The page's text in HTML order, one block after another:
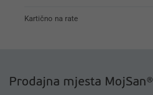
Kartično na rate
Prodajna mjesta MojSan®